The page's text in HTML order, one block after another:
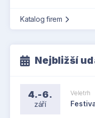
Katalog firem
Nejbližší
4.-6.
září
Veletrh